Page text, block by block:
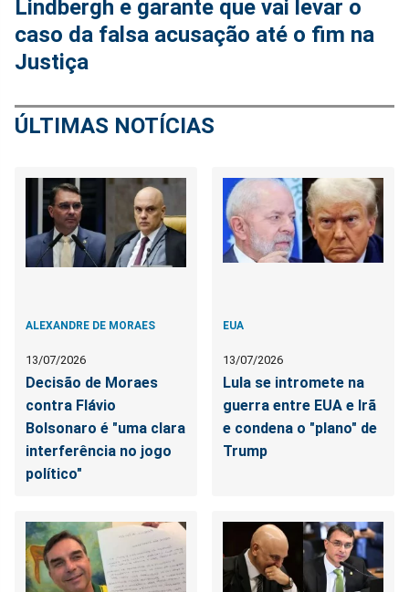
Lindbergh e garante que vai levar o
caso da falsa acusação até o fim na
Justiça
ÚLTIMAS NOTÍCIAS
ALEXANDRE DE MORAES
13/07/2026
Decisão de Moraes
contra Flávio
Bolsonaro é "uma clara
interferência no jogo
político"
EUA
13/07/2026
Lula se intromete na
guerra entre EUA e Irã
e condena o "plano" de
Trump